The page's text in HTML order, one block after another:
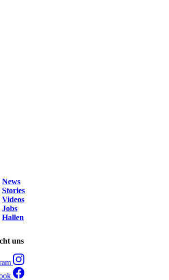
News
Stories
Videos
Jobs
Hallen
uns